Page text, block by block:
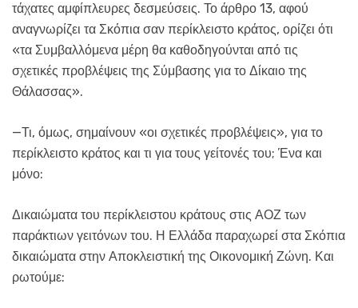
τάχατες αμφίπλευρες δεσμεύσεις. Το άρθρο 13, αφού
αναγνωρίζει τα Σκόπια σαν περίκλειστο κράτος, ορίζει ότι
«τα Συμβαλλόμενα μέρη θα καθοδηγούνται από τις
σχετικές προβλέψεις της Σύμβασης για το Δίκαιο της
Θάλασσας».
—Τι, όμως, σημαίνουν «οι σχετικές προβλέψεις», για το
περίκλειστο κράτος και τι για τους γείτονές του; Ένα και
μόνο:
Δικαιώματα του περίκλειστου κράτους στις ΑΟΖ των
παράκτιων γειτόνων του. Η Ελλάδα παραχωρεί στα Σκόπια
δικαιώματα στην Αποκλειστική της Οικονομική Ζώνη. Και
ρωτούμε: